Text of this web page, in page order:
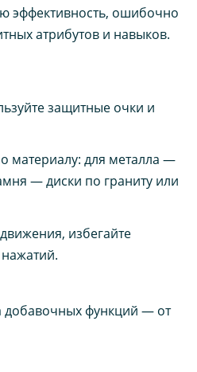
эффективность, ошибочно
атрибутов и навыков.
защитные очки и
материалу: для металла —
— диски по граниту или
избегайте
добавочных функций — от